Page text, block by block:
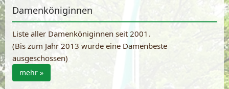
Damenköniginnen
Liste aller Damenköniginnen seit 2001.
(Bis zum Jahr 2013 wurde eine Damenbeste
ausgeschossen)
mehr »